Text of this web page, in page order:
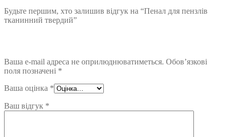
Будьте першим, хто залишив відгук на “Пенал для пензлів
тканинний твердий”
Ваша e-mail адреса не оприлюднюватиметься. Обов’язкові
поля позначені *
Ваша оцінка *
Ваш відгук *